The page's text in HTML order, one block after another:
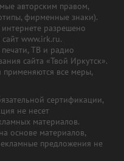
авторским правом,
фирменные знаки).
разрешено
www.irk.ru.
ТВ и радио
сайта «Твой Иркутск».
все меры,
сертификации,
не несет
материалов.
основе материалов,
предложения не